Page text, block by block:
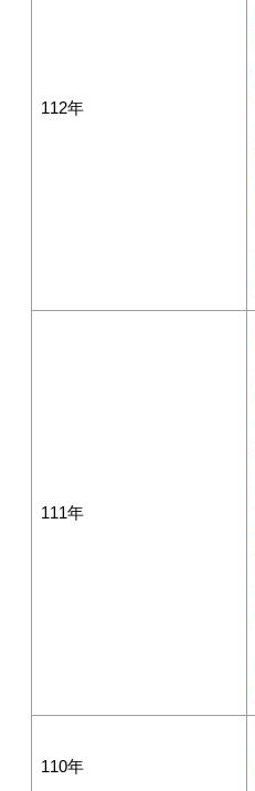
112年
111年
110年